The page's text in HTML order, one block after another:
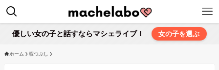
優しい女の子と話すならマシェライブ！ 女の子を選ぶ
ホーム 暇つぶし